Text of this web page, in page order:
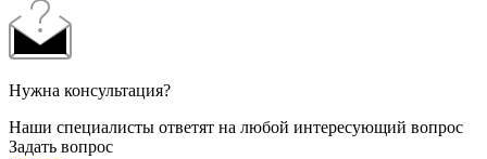
Нужна консультация?
Наши специалисты ответят на любой интересующий вопрос
Задать вопрос